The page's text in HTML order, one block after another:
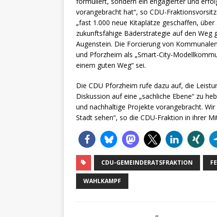
vorangebracht hat“, so CDU-
„fast 1.000 neue Kitaplätze geschaffen,
zukunftsfähige Bäderstrategie auf den Weg
Augenstein. Die Forcierung von
und Pforzheim als „Smart-City-
einem guten Weg“ sei.
Die CDU Pforzheim rufe dazu auf, die
Diskussion auf eine „sachliche Ebene“ zu
und nachhaltige Projekte vorangebracht.
Stadt sehen“, so die CDU-Fraktion in ihrer
CDU-GEMEINDERATSFRAKTION
WAHLKAMPF